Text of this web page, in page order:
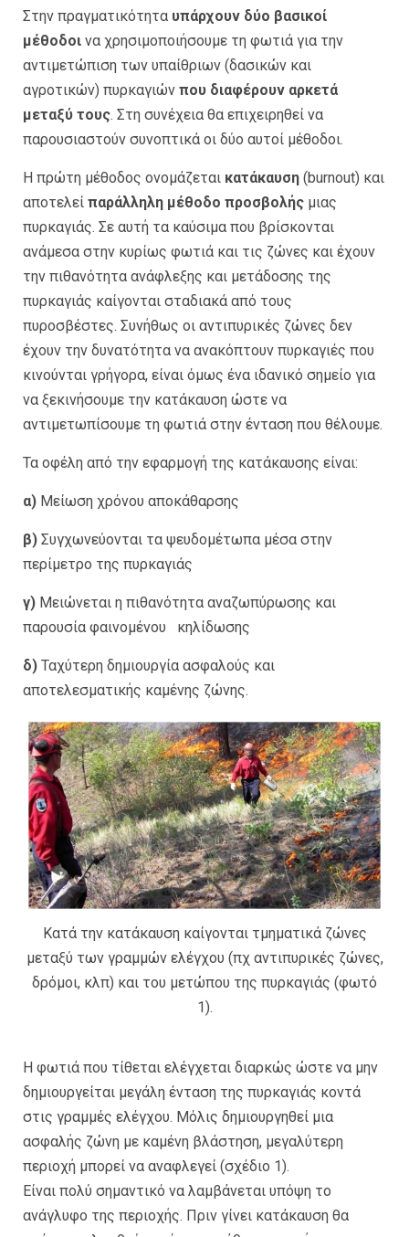
Στην πραγματικότητα υπάρχουν δύο βασικοί
μέθοδοι να χρησιμοποιήσουμε τη φωτιά για την
αντιμετώπιση των υπαίθριων (δασικών και
αγροτικών) πυρκαγιών που διαφέρουν αρκετά
μεταξύ τους. Στη συνέχεια θα επιχειρηθεί να
παρουσιαστούν συνοπτικά οι δύο αυτοί μέθοδοι.
Η πρώτη μέθοδος ονομάζεται κατάκαυση (burnout) και
αποτελεί παράλληλη μέθοδο προσβολής μιας
πυρκαγιάς. Σε αυτή τα καύσιμα που βρίσκονται
ανάμεσα στην κυρίως φωτιά και τις ζώνες και έχουν
την πιθανότητα ανάφλεξης και μετάδοσης της
πυρκαγιάς καίγονται σταδιακά από τους
πυροσβέστες. Συνήθως οι αντιπυρικές ζώνες δεν
έχουν την δυνατότητα να ανακόπτουν πυρκαγιές που
κινούνται γρήγορα, είναι όμως ένα ιδανικό σημείο για
να ξεκινήσουμε την κατάκαυση ώστε να
αντιμετωπίσουμε τη φωτιά στην ένταση που θέλουμε.
Τα οφέλη από την εφαρμογή της κατάκαυσης είναι:
α) Μείωση χρόνου αποκάθαρσης
β) Συγχωνεύονται τα ψευδομέτωπα μέσα στην
περίμετρο της πυρκαγιάς
γ) Μειώνεται η πιθανότητα αναζωπύρωσης και
παρουσία φαινομένου κηλίδωσης
δ) Ταχύτερη δημιουργία ασφαλούς και
αποτελεσματικής καμένης ζώνης.
Κατά την κατάκαυση καίγονται τμηματικά ζώνες
μεταξύ των γραμμών ελέγχου (πχ αντιπυρικές ζώνες,
δρόμοι, κλπ) και του μετώπου της πυρκαγιάς (φωτό
1).
Η φωτιά που τίθεται ελέγχεται διαρκώς ώστε να μην
δημιουργείται μεγάλη ένταση της πυρκαγιάς κοντά
στις γραμμές ελέγχου. Μόλις δημιουργηθεί μια
ασφαλής ζώνη με καμένη βλάστηση, μεγαλύτερη
περιοχή μπορεί να αναφλεγεί (σχέδιο 1).
Είναι πολύ σημαντικό να λαμβάνεται υπόψη το
ανάγλυφο της περιοχής. Πριν γίνει κατάκαυση θα